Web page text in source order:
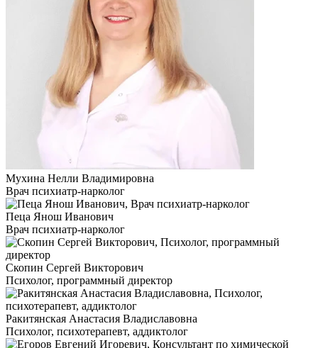
Мухина Нелли Владимировна
Врач психиатр-нарколог
Пеца Янош Иванович
Врач психиатр-нарколог
Скопин Сергей Викторович
Психолог, программный директор
Ракитянская Анастасия Владиславовна
Психолог, психотерапевт, аддиктолог